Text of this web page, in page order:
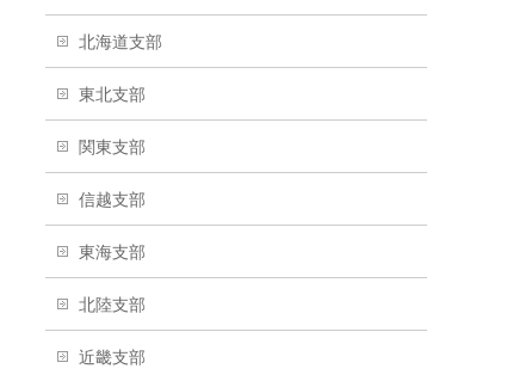
北海道支部
東北支部
関東支部
信越支部
東海支部
北陸支部
近畿支部